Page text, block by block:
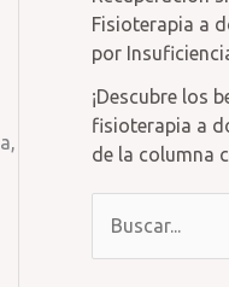
Fisioterapia a
por
¡Descubre los
fisioterapia a
de la columna